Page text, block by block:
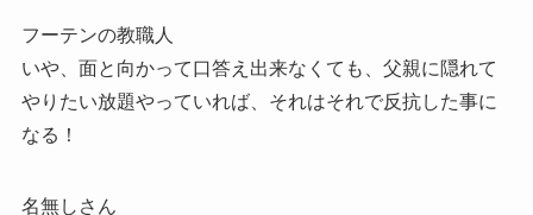
フーテンの教職人
いや、面と向かって口答え出来なくても、父親に隠れて
やりたい放題やっていれば、それはそれで反抗した事に
なる！
名無しさん